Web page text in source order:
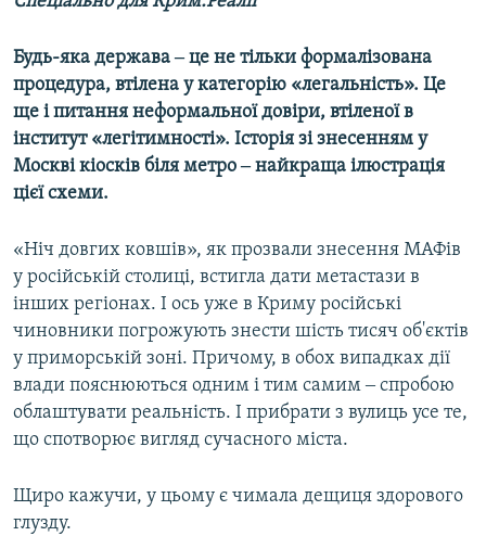
Будь-яка держава ‒ це не тільки формалізована
процедура, втілена у категорію «легальність». Це
ще і питання неформальної довіри, втіленої в
інститут «легітимності». Історія зі знесенням у
Москві кіосків біля метро ‒ найкраща ілюстрація
цієї схеми.
«Ніч довгих ковшів», як прозвали знесення МАФів
у російській столиці, встигла дати метастази в
інших регіонах. І ось уже в Криму російські
чиновники погрожують знести шість тисяч об'єктів
у приморській зоні. Причому, в обох випадках дії
влади пояснюються одним і тим самим ‒ спробою
облаштувати реальність. І прибрати з вулиць усе те,
що спотворює вигляд сучасного міста.
Щиро кажучи, у цьому є чимала дещиця здорового
глузду.